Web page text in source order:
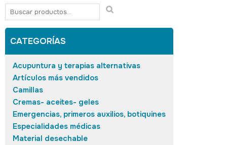
CATEGORÍAS
Acupuntura y terapias alternativas
Artículos más vendidos
Camillas
Cremas- aceites- geles
Emergencias, primeros auxilios, botiquines
Especialidades médicas
Material desechable